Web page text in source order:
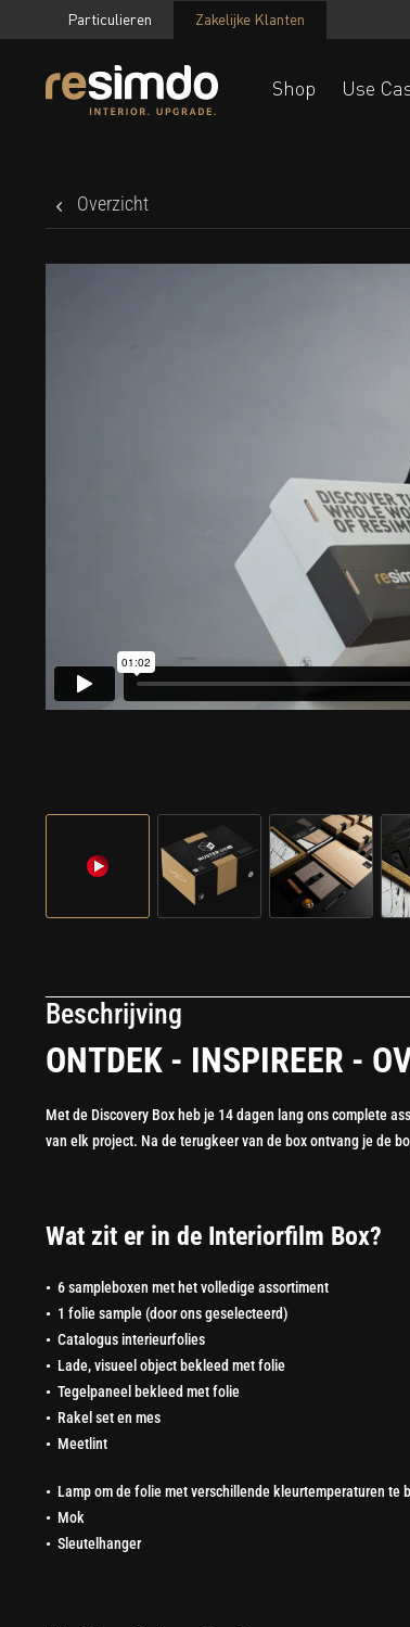
Particulieren Zakelijke Klanten
Shop Use
Overzicht
Beschrijving
ONTDEK - INSPIREER -
Met de Discovery Box heb je 14 dagen lang ons complete
van elk project. Na de terugkeer van de box ontvang je de
Wat zit er in de Interiorfilm Box?
• 6 sampleboxen met het volledige assortiment
• 1 folie sample (door ons geselecteerd)
• Catalogus interieurfolies
• Lade, visueel object bekleed met folie
• Tegelpaneel bekleed met folie
• Rakel set en mes
• Meetlint
• Lamp om de folie met verschillende kleurtemperaturen te
• Mok
• Sleutelhanger